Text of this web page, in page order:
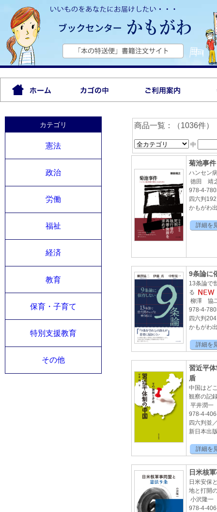
カテゴリ
憲法
政治
労働
福祉
経済
教育
保育・子育て
特別支援教育
その他
商品一覧：（1036件）
中
菊池事件
ハンセン
徳田 靖
978-4-
四六判
かもがわ
詳細を
9条論に
13条論で
る
柳澤 協
978-4-
四六判
かもがわ
詳細を
習近平
盾
中国はど
観察の記
平井潤一
978-4-
四六判並
新日本出
詳細を
日米核
日米安保
地と打開
小沢隆一
978-4-